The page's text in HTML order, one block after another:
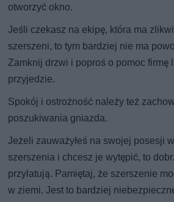
otworzyć okno.
Jeśli czekasz na ekipę, która ma
szerszeni, to tym bardziej nie ma
Zamknij drzwi i poproś o pomoc firmę
przyjedzie.
Spokój i ostrożność należy też
poszukiwania gniazda.
Jeżeli zauważyłeś na swojej posesji
szerszenia i chcesz je wytępić, to
przylatują. Pamiętaj, że szerszenie
w ziemi. Jest to bardziej